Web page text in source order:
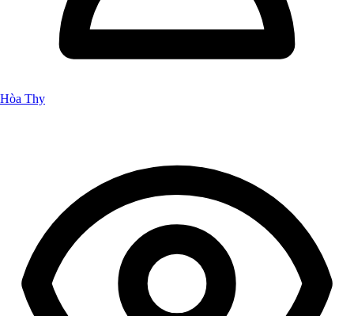
Hòa Thy